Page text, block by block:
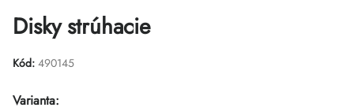
Disky strúhacie
Kód: 490145
Varianta: